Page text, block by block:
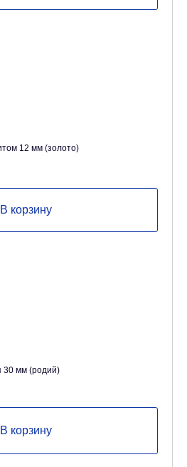
12 мм (золото)
В корзину
30 мм (родий)
В корзину